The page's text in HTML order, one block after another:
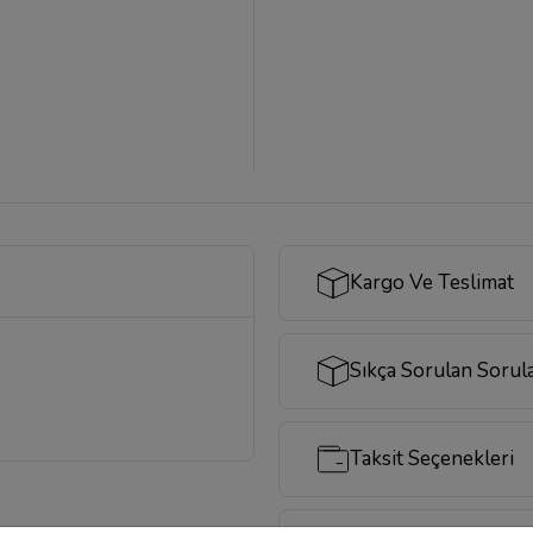
Kargo Ve Teslimat
Sıkça Sorulan
Taksit Seçenekleri